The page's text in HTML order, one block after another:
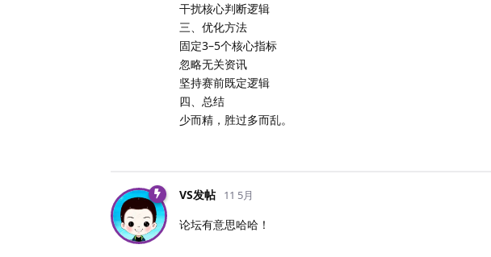
干扰核心判断逻辑
三、优化方法
固定3–5个核心指标
忽略无关资讯
坚持赛前既定逻辑
四、总结
少而精，胜过多而乱。
VS发帖 11 5月
论坛有意思哈哈！